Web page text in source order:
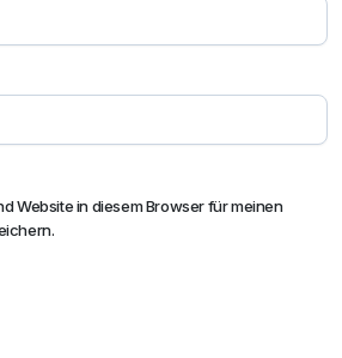
Website in diesem Browser für meinen